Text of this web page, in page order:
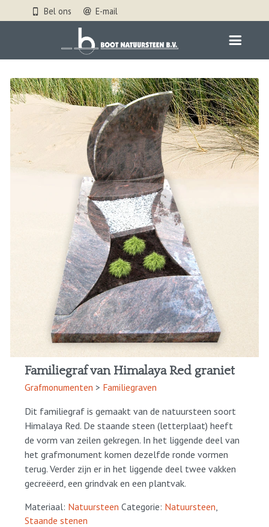
Bel ons E-mail
Familiegraf van Himalaya Red graniet
Grafmonumenten > Familiegraven
Dit familiegraf is gemaakt van de natuursteen soort
Himalaya Red. De staande steen (letterplaat) heeft
de vorm van zeilen gekregen. In het liggende deel van
het grafmonument komen dezelfde ronde vormen
terug. Verder zijn er in het liggende deel twee vakken
gecreëerd, een grindvak en een plantvak.
Materiaal: Natuursteen Categorie: Natuursteen
Staande stenen